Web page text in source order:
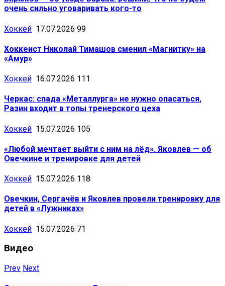
очень сильно уговаривать кого-то
Хоккей 17.07.2026 99
Хоккеист Николай Тимашов сменил «Магнитку» на
«Амур»
Хоккей 16.07.2026 111
Черкас: спада «Металлурга» не нужно опасаться,
Разин входит в топы тренерского цеха
Хоккей 15.07.2026 105
«Любой мечтает выйти с ним на лёд». Яковлев — об
Овечкине и тренировке для детей
Хоккей 15.07.2026 118
Овечкин, Сергачёв и Яковлев провели тренировку для
детей в «Лужниках»
Хоккей 15.07.2026 71
Видео
Prev Next